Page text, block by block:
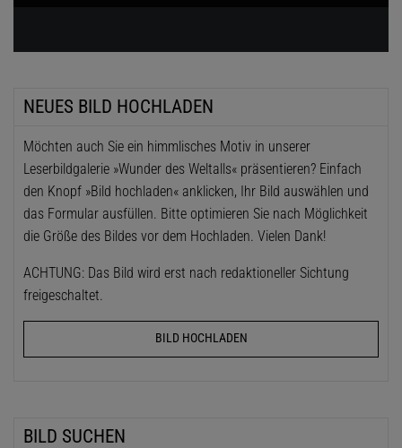
NEUES BILD HOCHLADEN
Möchten auch Sie ein himmlisches Motiv in unserer
Leserbildgalerie »Wunder des Weltalls« präsentieren? Einfach
den Knopf »Bild hochladen« anklicken, Ihr Bild auswählen und
das Formular ausfüllen. Bitte optimieren Sie nach Möglichkeit
die Größe des Bildes vor dem Hochladen. Vielen Dank!
ACHTUNG: Das Bild wird erst nach redaktioneller Sichtung
freigeschaltet.
BILD HOCHLADEN
BILD SUCHEN